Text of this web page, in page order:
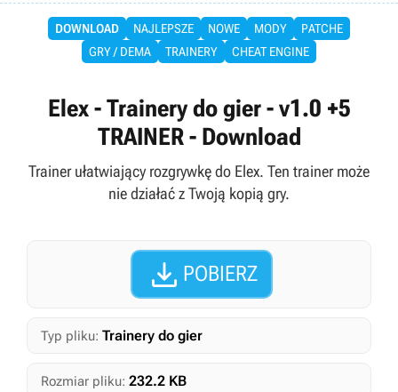
DOWNLOAD NAJLEPSZE NOWE MODY
PATCHE
GRY / DEMA
TRAINERY CHEAT ENGINE
Elex - Trainery do gier - v1.0 +5
TRAINER - Download
Trainer ułatwiający rozgrywkę do Elex. Ten trainer może
nie działać z Twoją kopią gry.
 POBIERZ
Typ pliku: Trainery do gier
Rozmiar pliku: 232.2 KB